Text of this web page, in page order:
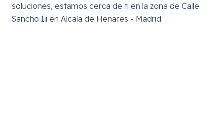
soluciones, estamos cerca de ti en la zona de Calle
Sancho Iii en Alcala de Henares - Madrid